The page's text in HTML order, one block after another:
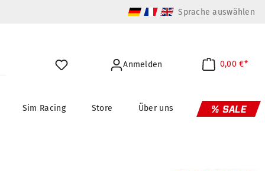
Sprache auswählen
Anmelden 0,00 €*
Sim Racing Store Über uns % SALE